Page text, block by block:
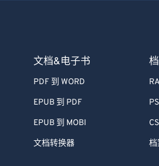
文档&电子书
PDF 到 WORD
EPUB 到 PDF
EPUB 到 MOBI
文档转换器